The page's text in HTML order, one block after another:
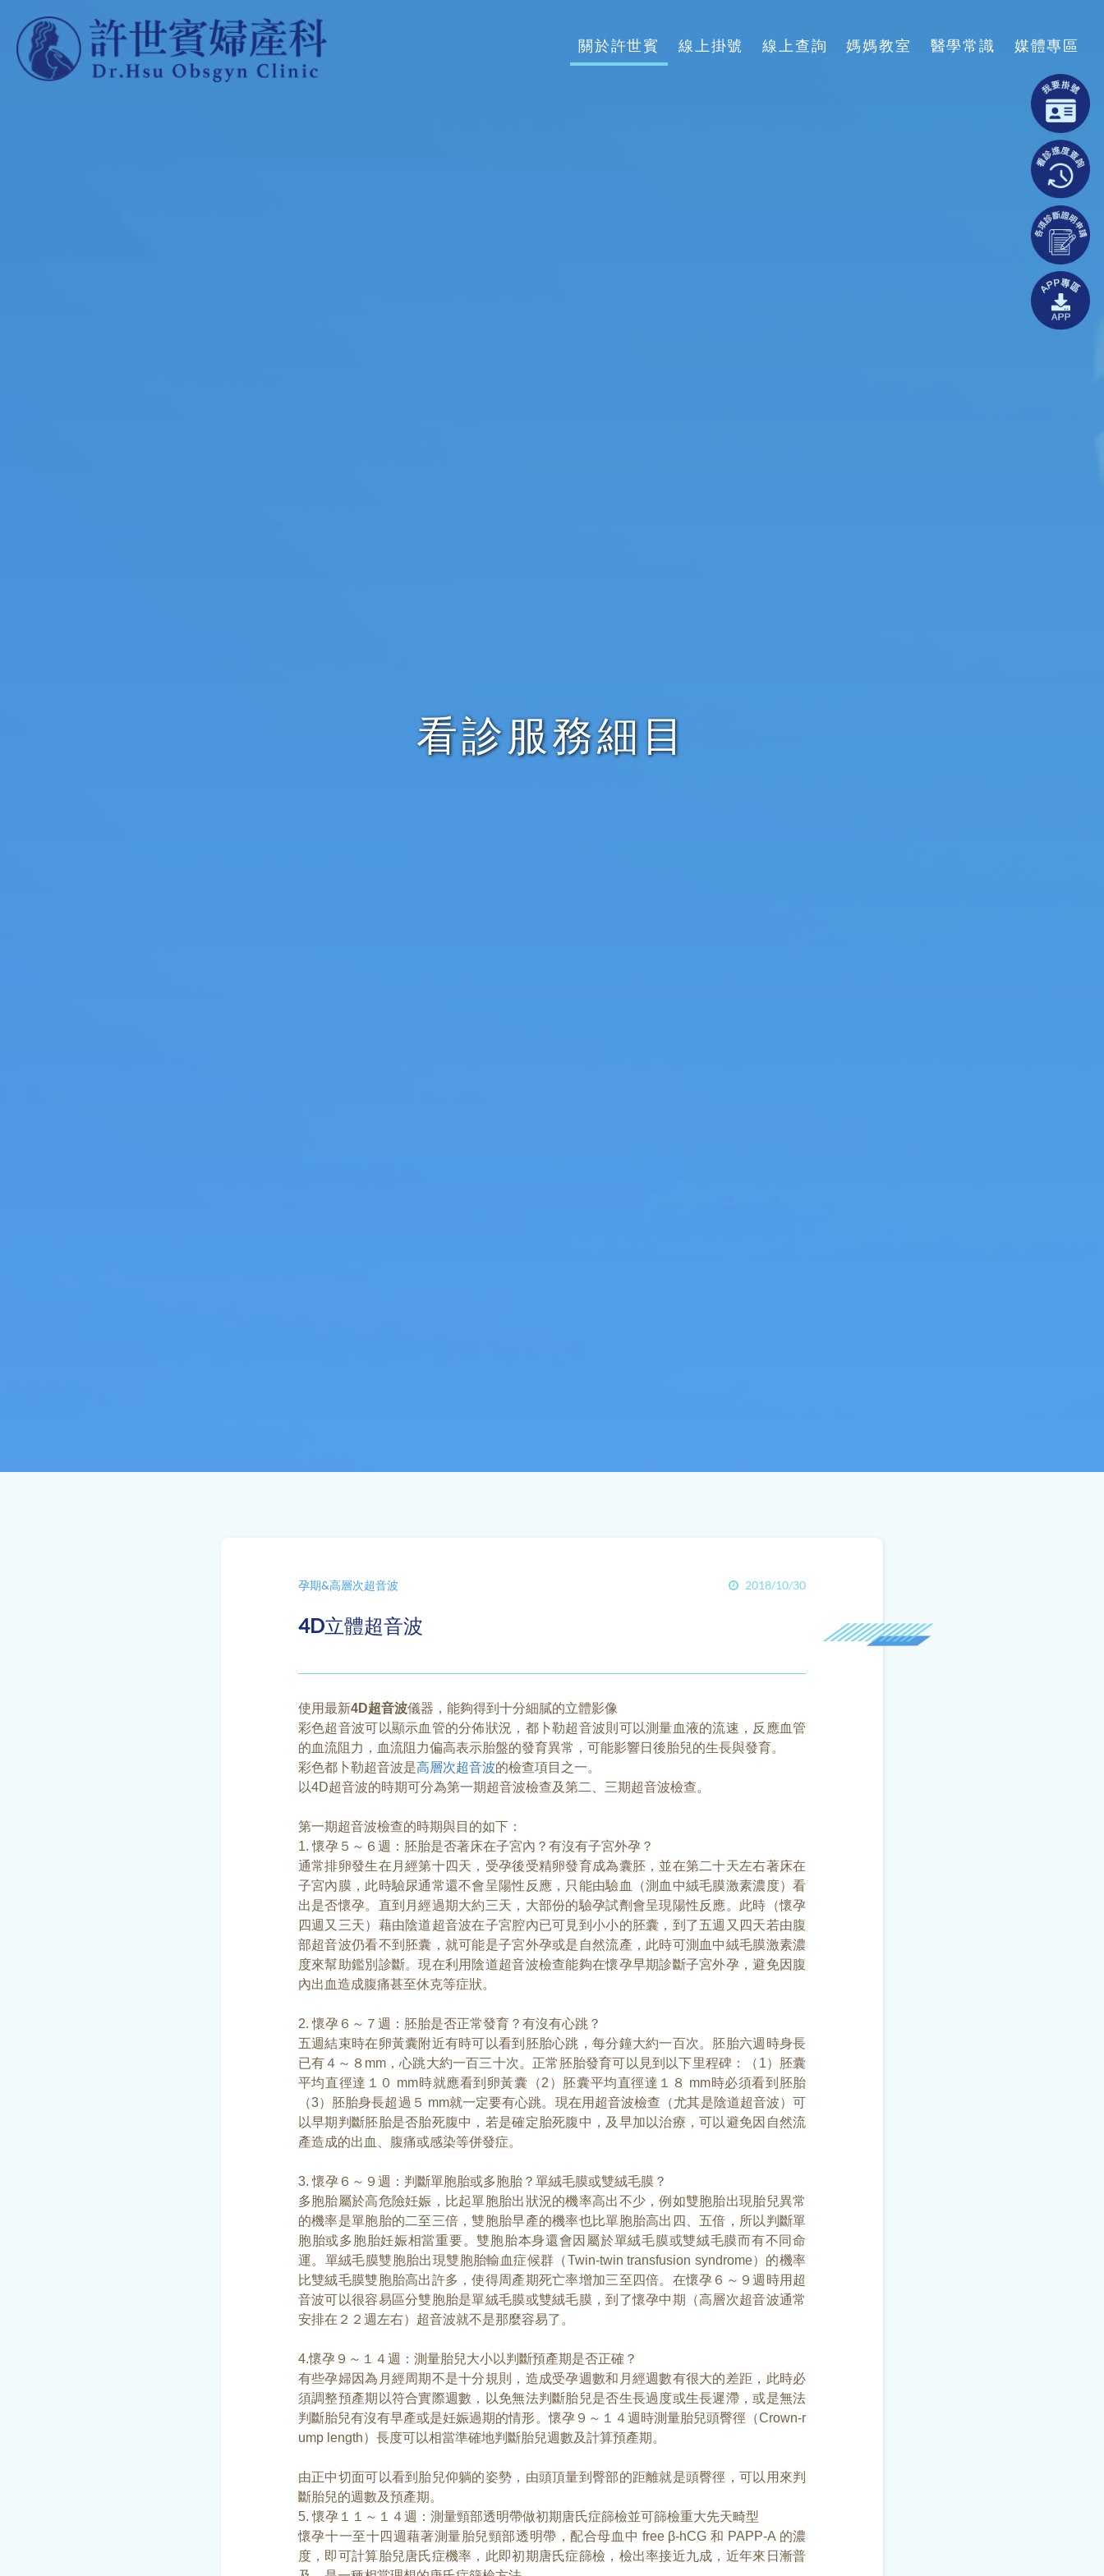
關於許世賓 線上掛號 線上查詢 媽媽教室 醫學常識 媒體專區
看診服務細目
孕期&高層次超音波 2018/10/30
4D立體超音波
使用最新4D超音波儀器，能夠得到十分細膩的立體影像
彩色超音波可以顯示血管的分佈狀況，都卜勒超音波則可以測量血液的流速，反應血管
的血流阻力，血流阻力偏高表示胎盤的發育異常，可能影響日後胎兒的生長與發育。
彩色都卜勒超音波是高層次超音波的檢查項目之一。
以4D超音波的時期可分為第一期超音波檢查及第二、三期超音波檢查。
第一期超音波檢查的時期與目的如下：
1. 懷孕５～６週：胚胎是否著床在子宮內？有沒有子宮外孕？
通常排卵發生在月經第十四天，受孕後受精卵發育成為囊胚，並在第二十天左右著床在
子宮內膜，此時驗尿通常還不會呈陽性反應，只能由驗血（測血中絨毛膜激素濃度）看
出是否懷孕。直到月經過期大約三天，大部份的驗孕試劑會呈現陽性反應。此時（懷孕
四週又三天）藉由陰道超音波在子宮腔內已可見到小小的胚囊，到了五週又四天若由腹
部超音波仍看不到胚囊，就可能是子宮外孕或是自然流產，此時可測血中絨毛膜激素濃
度來幫助鑑別診斷。現在利用陰道超音波檢查能夠在懷孕早期診斷子宮外孕，避免因腹
內出血造成腹痛甚至休克等症狀。
2. 懷孕６～７週：胚胎是否正常發育？有沒有心跳？
五週結束時在卵黃囊附近有時可以看到胚胎心跳，每分鐘大約一百次。胚胎六週時身長
已有４～８mm，心跳大約一百三十次。正常胚胎發育可以見到以下里程碑：（1）胚囊
平均直徑達１０ mm時就應看到卵黃囊（2）胚囊平均直徑達１８ mm時必須看到胚胎
（3）胚胎身長超過５ mm就一定要有心跳。現在用超音波檢查（尤其是陰道超音波）可
以早期判斷胚胎是否胎死腹中，若是確定胎死腹中，及早加以治療，可以避免因自然流
產造成的出血、腹痛或感染等併發症。
3. 懷孕６～９週：判斷單胞胎或多胞胎？單絨毛膜或雙絨毛膜？
多胞胎屬於高危險妊娠，比起單胞胎出狀況的機率高出不少，例如雙胞胎出現胎兒異常
的機率是單胞胎的二至三倍，雙胞胎早產的機率也比單胞胎高出四、五偣，所以判斷單
胞胎或多胞胎妊娠相當重要。雙胞胎本身還會因屬於單絨毛膜或雙絨毛膜而有不同命
運。單絨毛膜雙胞胎出現雙胞胎輸血症候群（Twin-twin transfusion syndrome）的機率
比雙絨毛膜雙胞胎高出許多，使得周產期死亡率增加三至四倍。在懷孕６～９週時用超
音波可以很容易區分雙胞胎是單絨毛膜或雙絨毛膜，到了懷孕中期（高層次超音波通常
安排在２２週左右）超音波就不是那麼容易了。
4.懷孕９～１４週：測量胎兒大小以判斷預產期是否正確？
有些孕婦因為月經周期不是十分規則，造成受孕週數和月經週數有很大的差距，此時必
須調整預產期以符合實際週數，以免無法判斷胎兒是否生長過度或生長遲滯，或是無法
判斷胎兒有沒有早產或是妊娠過期的情形。懷孕９～１４週時測量胎兒頭臀徑（Crown-r
ump length）長度可以相當準確地判斷胎兒週數及計算預產期。
由正中切面可以看到胎兒仰躺的姿勢，由頭頂量到臀部的距離就是頭臀徑，可以用來判
斷胎兒的週數及預產期。
5. 懷孕１１～１４週：測量頸部透明帶做初期唐氏症篩檢並可篩檢重大先天畸型
懷孕十一至十四週藉著測量胎兒頸部透明帶，配合母血中 free β-hCG 和 PAPP-A 的濃
度，即可計算胎兒唐氏症機率，此即初期唐氏症篩檢，檢出率接近九成，近年來日漸普